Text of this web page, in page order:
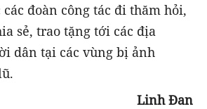
đoàn công tác đi thăm hỏi,
sẻ, trao tặng tới các địa
dân tại các vùng bị ảnh
Linh Đan